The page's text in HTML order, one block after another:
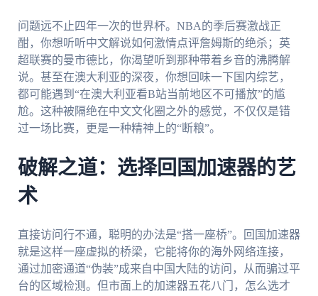
问题远不止四年一次的世界杯。NBA的季后赛激战正
酣，你想听听中文解说如何激情点评詹姆斯的绝杀；英
超联赛的曼市德比，你渴望听到那种带着乡音的沸腾解
说。甚至在澳大利亚的深夜，你想回味一下国内综艺，
都可能遇到“在澳大利亚看B站当前地区不可播放”的尴
尬。这种被隔绝在中文文化圈之外的感觉，不仅仅是错
过一场比赛，更是一种精神上的“断粮”。
破解之道：选择回国加速器的艺
术
直接访问行不通，聪明的办法是“搭一座桥”。回国加速器
就是这样一座虚拟的桥梁，它能将你的海外网络连接，
通过加密通道“伪装”成来自中国大陆的访问，从而骗过平
台的区域检测。但市面上的加速器五花八门，怎么选才